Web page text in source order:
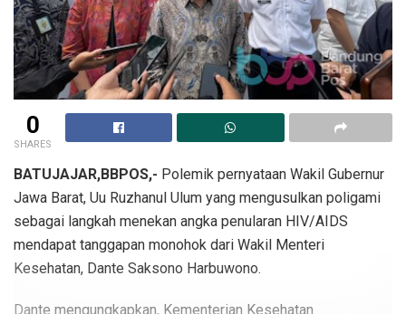
0
SHARES
BATUJAJAR,BBPOS,- Polemik pernyataan Wakil Gubernur
Jawa Barat, Uu Ruzhanul Ulum yang mengusulkan poligami
sebagai langkah menekan angka penularan HIV/AIDS
mendapat tanggapan monohok dari Wakil Menteri
Kesehatan, Dante Saksono Harbuwono.
Dante mengungkapkan, Kementerian Kesehatan